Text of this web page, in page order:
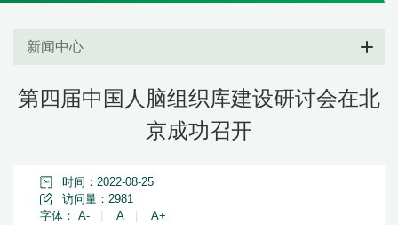
新闻中心
第四届中国人脑组织库建设研讨会在北
京成功召开
时间：2022-08-25
访问量： 2981
字体： A- A A+